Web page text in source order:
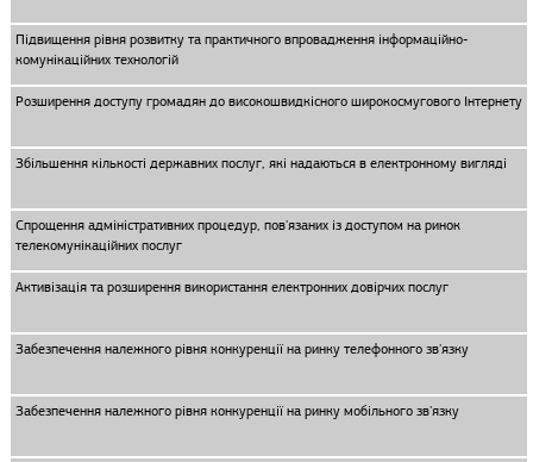
Підвищення рівня розвитку та практичного впровадження інформаційно-
комунікаційних технологій
Розширення доступу громадян до високошвидкісного широкосмугового Інтернету
Збільшення кількості державних послуг, які надаються в електронному вигляді
Спрощення адміністративних процедур, пов'язаних із доступом на ринок
телекомунікаційних послуг
Активізація та розширення використання електронних довірчих послуг
Забезпечення належного рівня конкуренції на ринку телефонного зв'язку
Забезпечення належного рівня конкуренції на ринку мобільного зв'язку